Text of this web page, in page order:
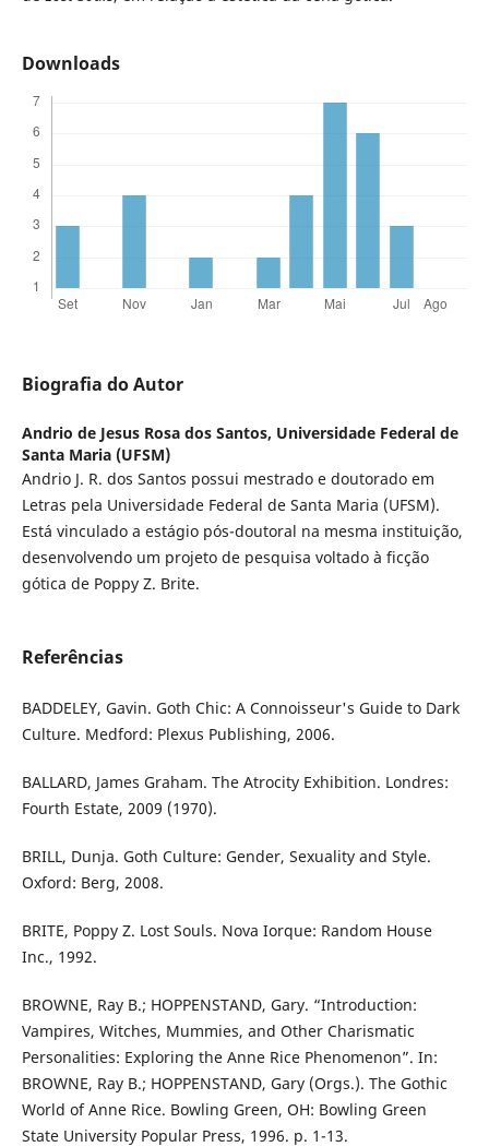
Downloads
Biografia do Autor
Andrio de Jesus Rosa dos Santos, Universidade Federal de
Santa Maria (UFSM)
Andrio J. R. dos Santos possui mestrado e doutorado em
Letras pela Universidade Federal de Santa Maria (UFSM).
Está vinculado a estágio pós-doutoral na mesma instituição,
desenvolvendo um projeto de pesquisa voltado à ficção
gótica de Poppy Z. Brite.
Referências
BADDELEY, Gavin. Goth Chic: A Connoisseur's Guide to Dark
Culture. Medford: Plexus Publishing, 2006.
BALLARD, James Graham. The Atrocity Exhibition. Londres:
Fourth Estate, 2009 (1970).
BRILL, Dunja. Goth Culture: Gender, Sexuality and Style.
Oxford: Berg, 2008.
BRITE, Poppy Z. Lost Souls. Nova Iorque: Random House
Inc., 1992.
BROWNE, Ray B.; HOPPENSTAND, Gary. “Introduction:
Vampires, Witches, Mummies, and Other Charismatic
Personalities: Exploring the Anne Rice Phenomenon”. In:
BROWNE, Ray B.; HOPPENSTAND, Gary (Orgs.). The Gothic
World of Anne Rice. Bowling Green, OH: Bowling Green
State University Popular Press, 1996. p. 1-13.